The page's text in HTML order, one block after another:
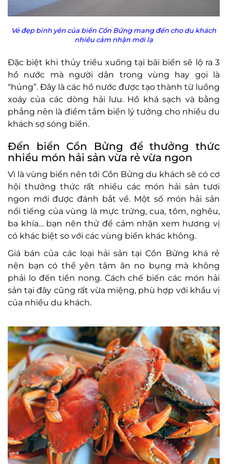
Vẻ đẹp bình yên của biển Cồn Bửng mang đến cho du khách
nhiều cảm nhận mới lạ
Đặc biệt khi thủy triều xuống tại bãi biển sẽ lộ ra 3
hồ nước mà người dân trong vùng hay gọi là
“hủng”. Đây là các hồ nước được tạo thành từ luồng
xoáy của các dòng hải lưu. Hồ khá sạch và bằng
phẳng nên là điểm tắm biển lý tưởng cho nhiều du
khách sợ sóng biển.
Đến biển Cồn Bửng để thưởng thức
nhiều món hải sản vừa rẻ vừa ngon
Vì là vùng biển nên tới Cồn Bửng du khách sẽ có cơ
hội thưởng thức rất nhiều các món hải sản tươi
ngon mới được đánh bắt về. Một số món hải sản
nổi tiếng của vùng là mực trứng, cua, tôm, nghêu,
ba khía… bạn nên thử để cảm nhận xem hương vị
có khác biệt so với các vùng biển khác không.
Giá bán của các loại hải sản tại Cồn Bửng khá rẻ
nên bạn có thể yên tâm ăn no bụng mà không
phải lo đến tiền nong. Cách chế biến các món hải
sản tại đây cũng rất vừa miệng, phù hợp với khẩu vị
của nhiều du khách.